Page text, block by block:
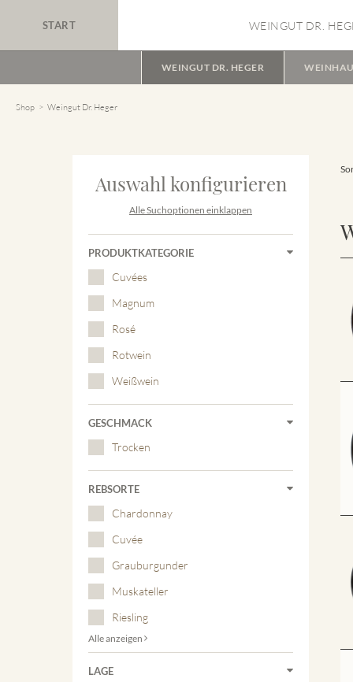
START WEINGUT DR.
WEINGUT DR. HEGER
Shop Weingut Dr. Heger
Auswahl konfigurieren
Alle Suchoptionen einklappen
PRODUKTKATEGORIE
Cuvées
Magnum
Rosé
Rotwein
Weißwein
GESCHMACK
Trocken
REBSORTE
Chardonnay
Cuvée
Grauburgunder
Muskateller
Riesling
Alle anzeigen
LAGE